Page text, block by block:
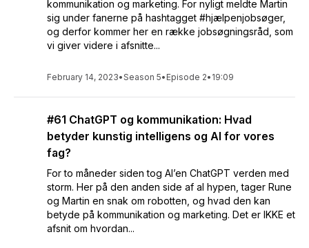
kommunikation og marketing. For nyligt meldte Martin
sig under fanerne på hashtagget #hjælpenjobsøger,
og derfor kommer her en række jobsøgningsråd, som
vi giver videre i afsnitte...
February 14, 2023•Season 5• Episode 2• 19:09
#61 ChatGPT og kommunikation: Hvad
betyder kunstig intelligens og AI for vores
fag?
For to måneder siden tog AI’en ChatGPT verden med
storm. Her på den anden side af al hypen, tager Rune
og Martin en snak om robotten, og hvad den kan
betyde på kommunikation og marketing. Det er IKKE et
afsnit om hvordan...